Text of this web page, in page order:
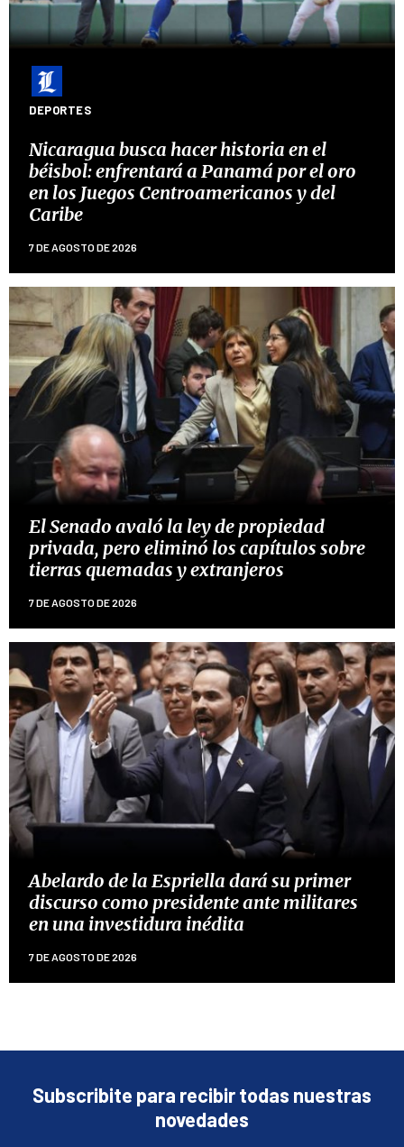
DEPORTES
Nicaragua busca hacer historia en el
béisbol: enfrentará a Panamá por el oro
en los Juegos Centroamericanos y del
Caribe
7 DE AGOSTO DE 2026
El Senado avaló la ley de propiedad
privada, pero eliminó los capítulos sobre
tierras quemadas y extranjeros
7 DE AGOSTO DE 2026
Abelardo de la Espriella dará su primer
discurso como presidente ante militares
en una investidura inédita
7 DE AGOSTO DE 2026
Subscribite para recibir todas nuestras
novedades